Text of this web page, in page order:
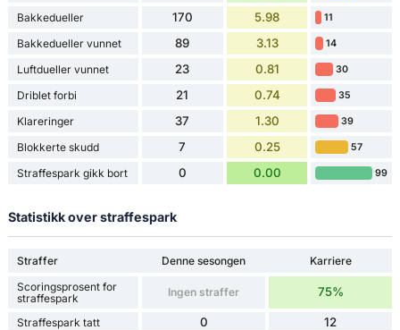
Bakkedueller 170 5.98 11
Bakkedueller vunnet 89 3.13 14
Luftdueller vunnet 23 0.81 30
Driblet forbi 21 0.74 35
Klareringer 37 1.30 39
Blokkerte skudd 7 0.25 57
Straffespark gikk bort 0 0.00 99
Statistikk over straffespark
Straffer Denne sesongen
Karriere
Scoringsprosent for
straffespark
Ingen straffer 75%
Straffespark tatt 0 12